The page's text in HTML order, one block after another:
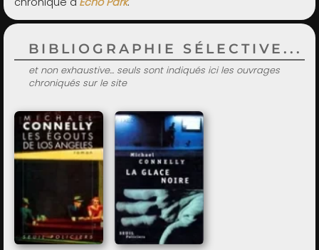
BIBLIOGRAPHIE SÉLECTIVE...
et non exhaustive... seuls sont indiqués ici les ouvrages
chroniqués sur le site